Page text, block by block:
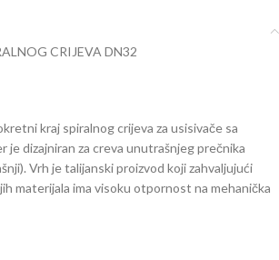
CRIJEVA DN32
kraj spiralnog crijeva za usisivače sa
je dizajniran za creva unutrašnjeg prečnika
Vrh je talijanski proizvod koji zahvaljujući
materijala ima visoku otpornost na mehanička